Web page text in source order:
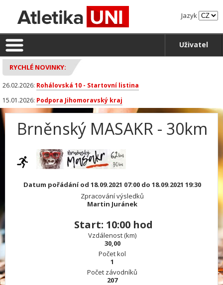
Jazyk
Uživatel
RYCHLÉ NOVINKY:
26.02.2026: Rohálovská 10 - Startovní listina
15.01.2026: Podpora Jihomoravský kraj
Brněnský MASAKR - 30km
Datum pořádání od 18.09.2021 07:00 do 18.09.2021 19:30
Zpracování výsledků
Martin Juránek
Start: 10:00 hod
Vzdálenost (km)
30,00
Počet kol
1
Počet závodníků
207